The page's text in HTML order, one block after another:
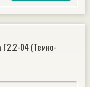
Г2.2-04 (Темно-